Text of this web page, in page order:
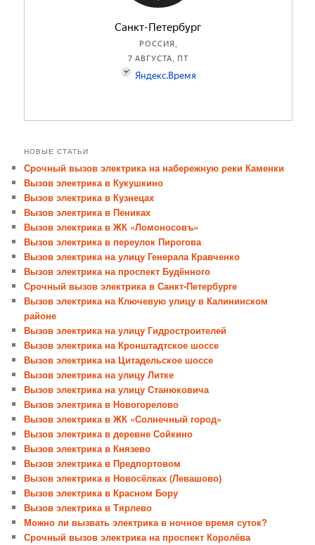
НОВЫЕ СТАТЬИ
Срочный вызов электрика на набережную реки Каменки
Вызов электрика в Кукушкино
Вызов электрика в Кузнецах
Вызов электрика в Пениках
Вызов электрика в ЖК «Ломоносовъ»
Вызов электрика в переулок Пирогова
Вызов электрика на улицу Генерала Кравченко
Вызов электрика на проспект Будённого
Срочный вызов электрика в Санкт-Петербурге
Вызов электрика на Ключевую улицу в Калининском
районе
Вызов электрика на улицу Гидростроителей
Вызов электрика на Кронштадтское шоссе
Вызов электрика на Цитадельское шоссе
Вызов электрика на улицу Литке
Вызов электрика на улицу Станюковича
Вызов электрика в Новогорелово
Вызов электрика в ЖК «Солнечный город»
Вызов электрика в деревне Сойкино
Вызов электрика в Князево
Вызов электрика в Предпортовом
Вызов электрика в Новосёлках (Левашово)
Вызов электрика в Красном Бору
Вызов электрика в Тярлево
Можно ли вызвать электрика в ночное время суток?
Срочный вызов электрика на проспект Королёва